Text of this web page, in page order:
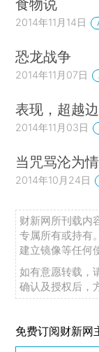
食物说
2014年11月14日
恐龙战争
2014年11月07日
表现，超越
2014年11月03日
当咒骂沦为
2014年10月24日
财新网所刊载内
专属所有或持有
建立镜像等任何
如有意愿转载，
确认及授权后，
免费订阅财新网